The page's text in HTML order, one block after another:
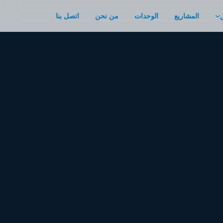
المشاريع الوحدات من نحن اتصل بنا